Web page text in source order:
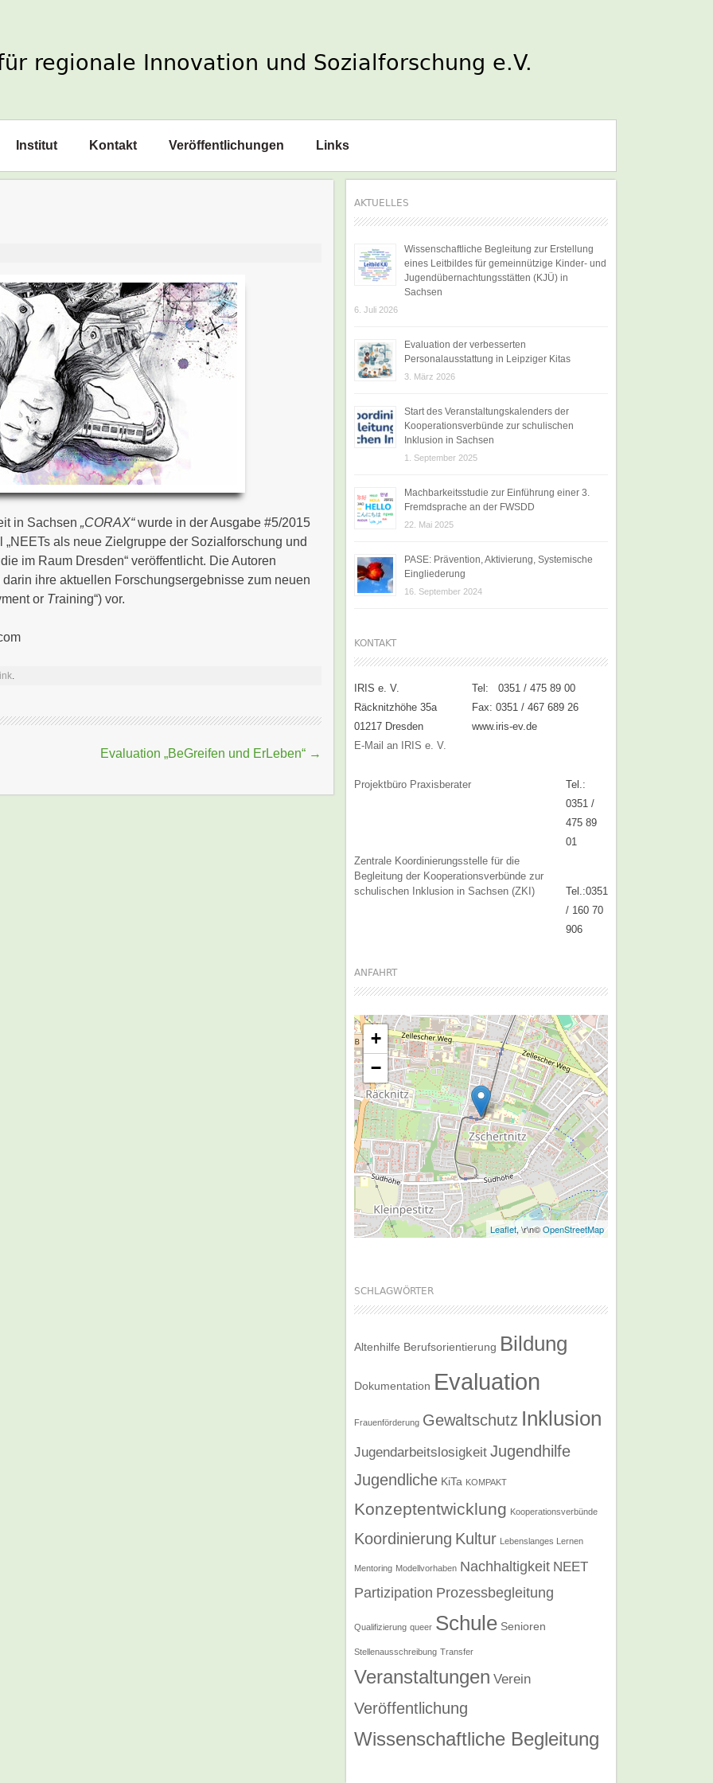
Institut Kontakt Veröffentlichungen Links
in Sachsen „CORAX“wurde in der Ausgabe #5/2015
„NEETs als neue Zielgruppe der Sozialforschung und
im Raum Dresden“ veröffentlicht. Die Autoren
darin ihre aktuellen Forschungsergebnisse zum neuen
or Training“) vor.
.
Evaluation „BeGreifen und ErLeben“ →
AKTUELLES
Wissenschaftliche Begleitung zur Erstellung
eines Leitbildes für gemeinnützige Kinder- und
Jugendübernachtungsstätten (KJÜ) in
Sachsen
6. Juli 2026
Evaluation der verbesserten
Personalausstattung in Leipziger Kitas
3. März 2026
Start des Veranstaltungskalenders der
Kooperationsverbünde zur schulischen
Inklusion in Sachsen
1. September 2025
Machbarkeitsstudie zur Einführung einer 3.
Fremdsprache an der FWSDD
22. Mai 2025
PASE: Prävention, Aktivierung, Systemische
Eingliederung
16. September 2024
KONTAKT
IRIS e. V.
Tel: 0351 / 475 89 00
Räcknitzhöhe 35a
Fax: 0351 / 467 689 26
01217 Dresden
www.iris-ev.de
E-Mail an IRIS e. V.
Projektbüro Praxisberater
Tel.:
0351 /
475 89
01
Zentrale Koordinierungsstelle für die
Begleitung der Kooperationsverbünde zur
schulischen Inklusion in Sachsen (ZKI)
Tel.:0351
/ 160 70
906
ANFAHRT
+
−
Leaflet, \r\n©OpenStreetMap
SCHLAGWÖRTER
Altenhilfe Berufsorientierung Bildung
Dokumentation Evaluation
Frauenförderung Gewaltschutz Inklusion
Jugendarbeitslosigkeit Jugendhilfe
Jugendliche KiTa KOMPAKT
Konzeptentwicklung Kooperationsverbünde
Koordinierung Kultur Lebenslanges Lernen
Mentoring Modellvorhaben Nachhaltigkeit NEET
Partizipation Prozessbegleitung
Qualifizierung queer Schule Senioren
Stellenausschreibung Transfer
Veranstaltungen Verein
Veröffentlichung
Wissenschaftliche Begleitung